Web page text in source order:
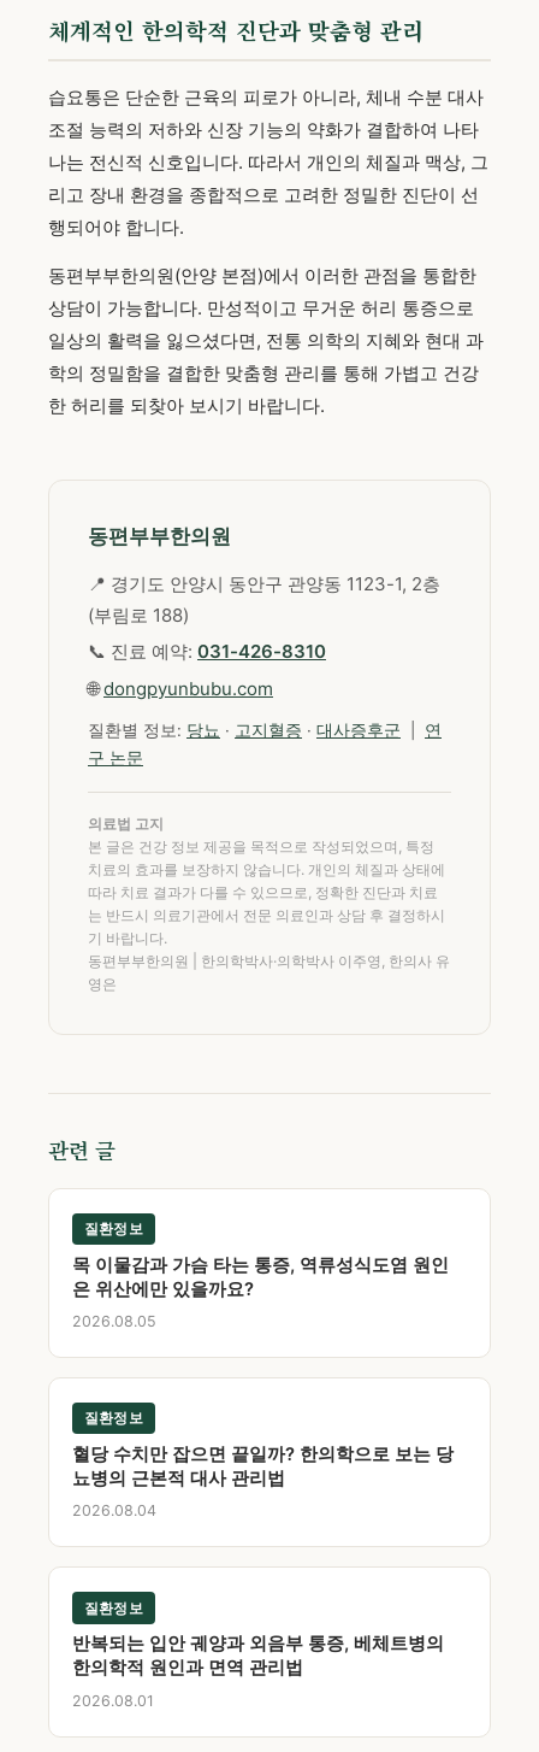
체계적인 한의학적 진단과 맞춤형 관리
습요통은 단순한 근육의 피로가 아니라, 체내 수분 대사
조절 능력의 저하와 신장 기능의 약화가 결합하여 나타
나는 전신적 신호입니다. 따라서 개인의 체질과 맥상, 그
리고 장내 환경을 종합적으로 고려한 정밀한 진단이 선
행되어야 합니다.
동편부부한의원(안양 본점)에서 이러한 관점을 통합한
상담이 가능합니다. 만성적이고 무거운 허리 통증으로
일상의 활력을 잃으셨다면, 전통 의학의 지혜와 현대 과
학의 정밀함을 결합한 맞춤형 관리를 통해 가볍고 건강
한 허리를 되찾아 보시기 바랍니다.
동편부부한의원
📍 경기도 안양시 동안구 관양동 1123-1, 2층
(부림로 188)
📞 진료 예약: 031-426-8310
🌐dongpyunbubu.com
질환별 정보: 당뇨 · 고지혈증 · 대사증후군
연
구 논문
의료법 고지
본 글은 건강 정보 제공을 목적으로 작성되었으며, 특정
치료의 효과를 보장하지 않습니다. 개인의 체질과 상태에
따라 치료 결과가 다를 수 있으므로, 정확한 진단과 치료
는 반드시 의료기관에서 전문 의료인과 상담 후 결정하시
기 바랍니다.
동편부부한의원 | 한의학박사·의학박사 이주영, 한의사 유
영은
관련 글
질환정보
목 이물감과 가슴 타는 통증, 역류성식도염 원인
은 위산에만 있을까요?
2026.08.05
질환정보
혈당 수치만 잡으면 끝일까? 한의학으로 보는 당
뇨병의 근본적 대사 관리법
2026.08.04
질환정보
반복되는 입안 궤양과 외음부 통증, 베체트병의
한의학적 원인과 면역 관리법
2026.08.01